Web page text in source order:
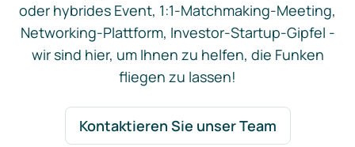
oder hybrides Event, 1:1-Matchmaking-Meeting,
Networking-Plattform, Investor-Startup-Gipfel -
wir sind hier, um Ihnen zu helfen, die Funken
fliegen zu lassen!
Kontaktieren Sie unser Team